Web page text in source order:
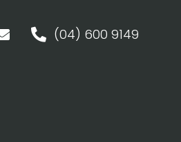
(04) 600 9149